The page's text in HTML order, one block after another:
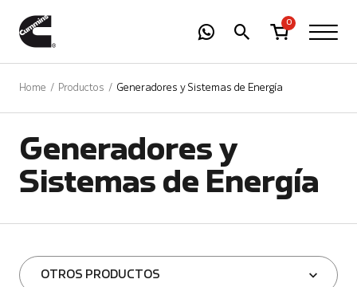
0
Home Productos Generadores y Sistemas de Energía
Generadores y
Sistemas de Energía
OTROS PRODUCTOS